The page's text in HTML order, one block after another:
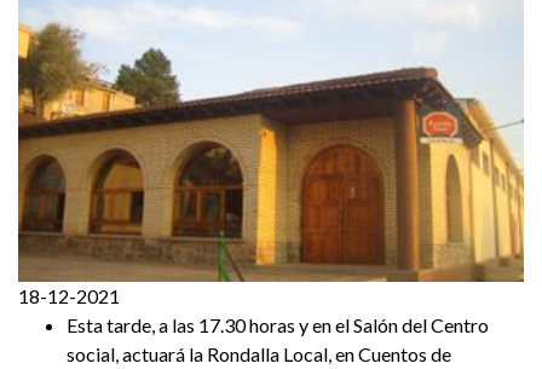
18-12-2021
Esta tarde, a las 17.30 horas y en el Salón del Centro
social, actuará la Rondalla Local, en Cuentos de